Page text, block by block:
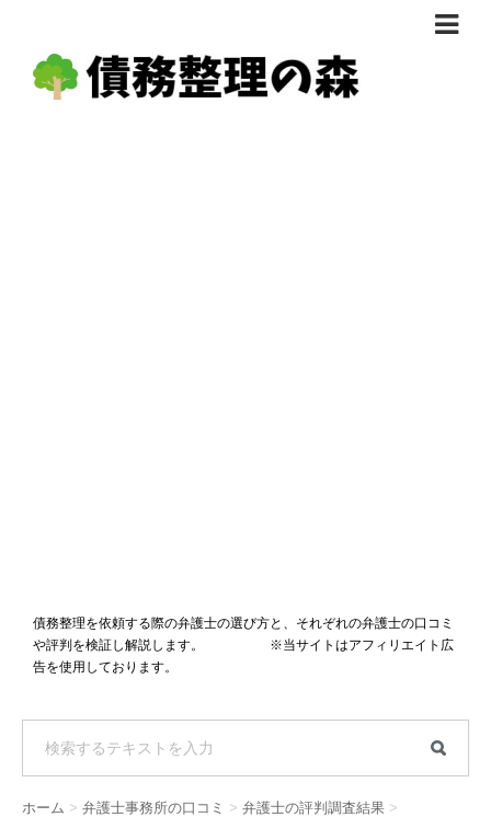
債務整理体験談
債務整理を依頼する際の弁護士の選び方と、それぞれの弁護士の口コミ
や評判を検証し解説します。 ※当サイトはアフィリエイト広
告を使用しております。
ホーム > 弁護士事務所の口コミ > 弁護士の評判調査結果 >